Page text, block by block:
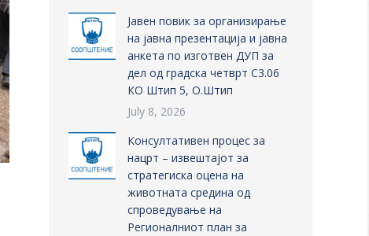
Јавен повик за организирање
на јавна презентација и јавна
анкета по изготвен ДУП за
дел од градска четврт С3.06
КО Штип 5, О.Штип
July 8, 2026
Консултативен процес за
нацрт – извештајот за
стратегиска оцена на
животната средина од
спроведување на
Регионалниот план за